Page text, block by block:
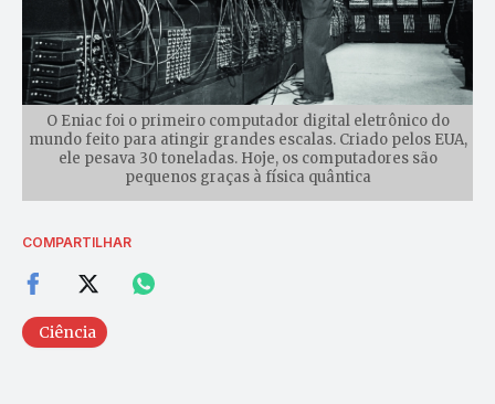
O Eniac foi o primeiro computador digital eletrônico do
mundo feito para atingir grandes escalas. Criado pelos EUA,
ele pesava 30 toneladas. Hoje, os computadores são
pequenos graças à física quântica
COMPARTILHAR
Ciência